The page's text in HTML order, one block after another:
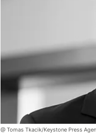
@ Tomas Tkacik/Keystone Press